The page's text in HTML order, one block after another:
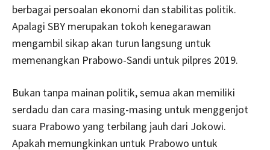
berbagai persoalan ekonomi dan stabilitas politik.
Apalagi SBY merupakan tokoh kenegarawan
mengambil sikap akan turun langsung untuk
memenangkan Prabowo-Sandi untuk pilpres 2019.
Bukan tanpa mainan politik, semua akan memiliki
serdadu dan cara masing-masing untuk menggenjot
suara Prabowo yang terbilang jauh dari Jokowi.
Apakah memungkinkan untuk Prabowo untuk